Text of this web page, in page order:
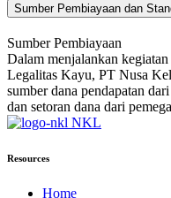
Sumber Pembiayaan dan
Sumber Pembiayaan
Dalam menjalankan
Legalitas Kayu, PT Nusa
sumber dana pendapatan
dan setoran dana dari
NKL
Resources
Home